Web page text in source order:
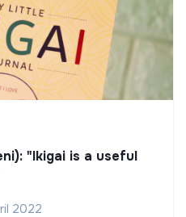
"Ikigai is a useful
2022